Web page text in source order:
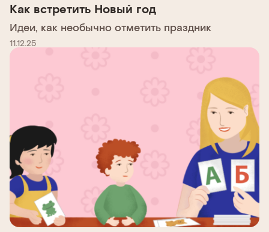
Как встретить Новый год
Идеи, как необычно отметить праздник
11.12.25